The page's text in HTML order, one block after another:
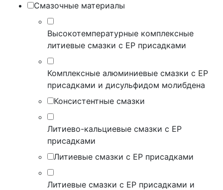
Смазочные материалы
Высокотемпературные комплексные
литиевые смазки с EP присадками
Комплексные алюминиевые смазки с EP
присадками и дисульфидом молибдена
Консистентные смазки
Литиево-кальциевые смазки с EP
присадками
Литиевые смазки с EP присадками
Литиевые смазки с EP присадками и